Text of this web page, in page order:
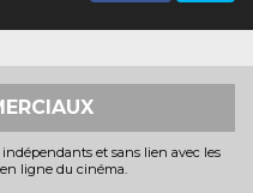
et sans lien avec les
ligne du cinéma.